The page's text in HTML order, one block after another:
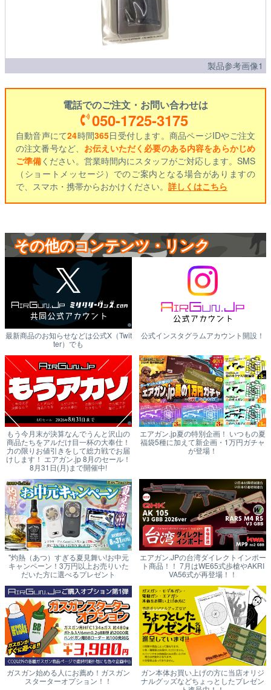
製品参考画像1
電話でのご注文・お問い合わせは
050-1725-3175
自動音声にて24時間365日受付します。商品ページIDやご注文
の注文番号など、 お伝えいただく必要のある内容をあらかじめ
ご準備ください。営業時間内にスタッフがご対応します。SMS
（ショートメッセージ）でのご案内となる場合がありますの
で、スマホ・携帯からおかけください。 詳しくはこちら
その他のコンテンツ・リンク
最新商品のお知らせなどは公式X（Twit
ter）でも
公式インスタグラムアカウント開設！
もう今月末が決算なんでうんと沢山の
商品たちをアルだけ目一杯の大奉仕！
力の限りお値引きをして総力戦でお届
けします！ エアガン.jp 8月のセール！
8月31日(月)まで開催中!
エアガン.jp夏の特別企画！ いつもの夏
福袋5種に加えて新企画・1万円ガチャ
が登場！
"灼熱（あつ）すぎる夏見舞い!お中元
キャンペーン！3万円以上お売りいた
だいた方に選べるプレゼント
エアガン.JPの台湾ダイレクトインポー
ト商品！！ 7月はWE65式歩槍やAKRI
VA56式が再登場！！
ガスガン始める人にお薦め！ガスガン
スターターオプション！！
ガン本体お買い上げの方に当店オリジ
ナルグッズなどちょっとしたプレゼン